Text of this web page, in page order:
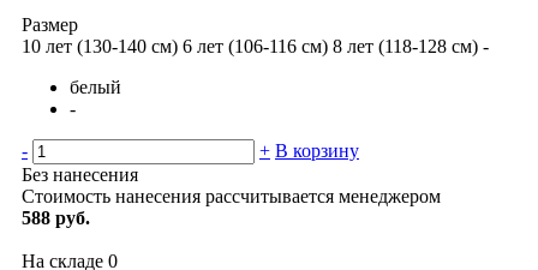
Размер
10 лет (130-140 см) 6 лет (106-116 см) 8 лет (118-128 см) -
белый
-
- + В корзину
Без нанесения
Стоимость нанесения рассчитывается менеджером
588 руб.
На складе 0